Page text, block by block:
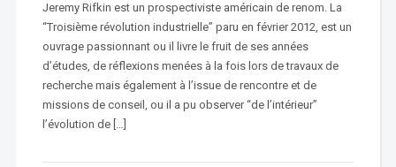
Jeremy Rifkin est un prospectiviste américain de renom. La
“Troisième révolution industrielle” paru en février 2012, est un
ouvrage passionnant ou il livre le fruit de ses années
d’études, de réflexions menées à la fois lors de travaux de
recherche mais également à l’issue de rencontre et de
missions de conseil, ou il a pu observer “de l’intérieur”
l’évolution de […]